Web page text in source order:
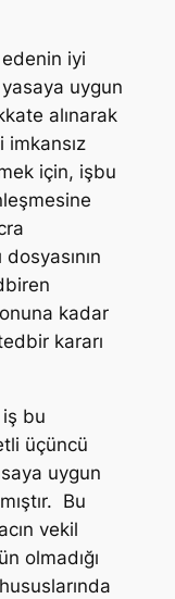
iyi
uygun
alınarak
imkansız
için, işbu
kadar
kararı
iş bu
üçüncü
uygun
Bu
vekil
olmadığı